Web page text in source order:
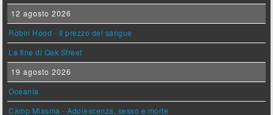
12 agosto 2026
Robin Hood - Il prezzo del sangue
La fine di Oak Street
19 agosto 2026
Oceania
Camp Miasma - Adolescenza, sesso e morte